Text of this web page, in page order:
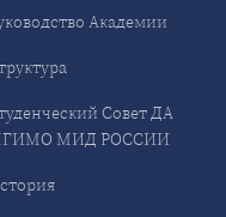
Академии
Совет ДА
МИД РОССИИ